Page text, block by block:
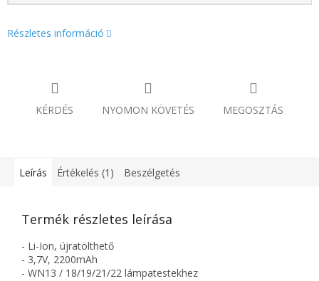
Részletes információ
KÉRDÉS NYOMON KÖVETÉS MEGOSZTÁS
Leírás Értékelés (1) Beszélgetés
Termék részletes leírása
- Li-Ion, újratölthető
- 3,7V, 2200mAh
- WN13 / 18/19/21/22 lámpatestekhez